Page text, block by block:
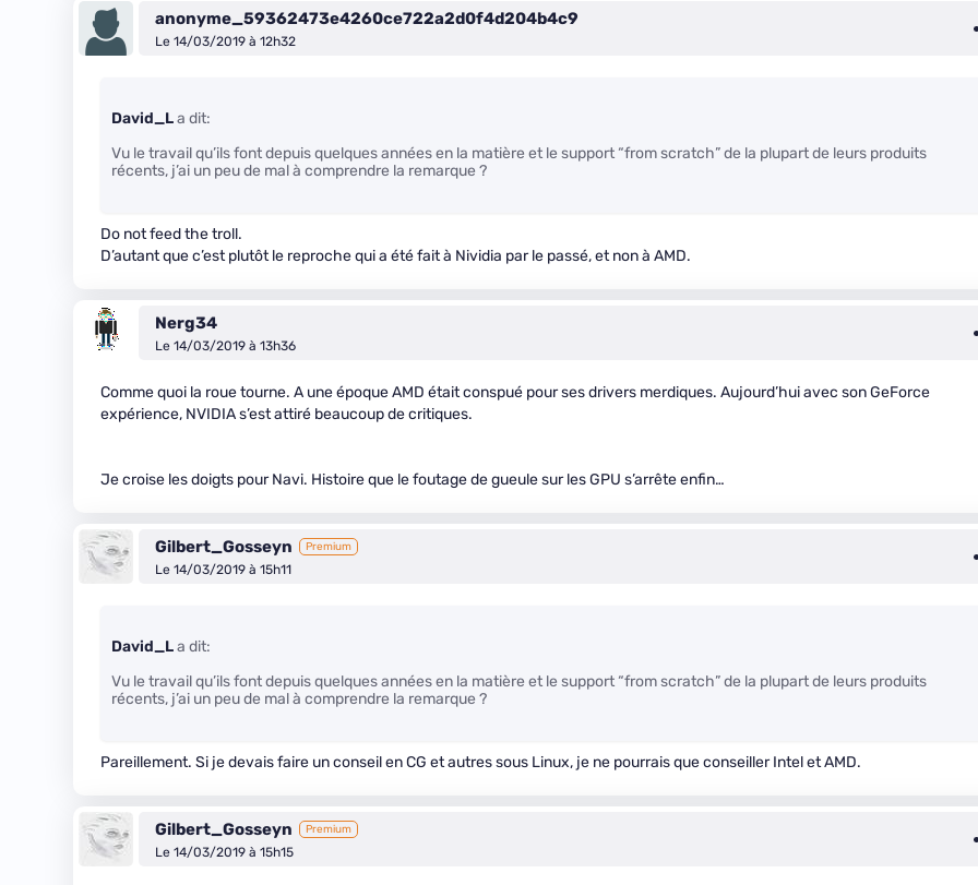
anonyme_59362473e4260ce722a2d0f4d204b4c9
Le 14/03/2019 à 12h32
David_La dit:
Vu le travail qu’ils font depuis quelques années en la matière et le support “from scratch” de la plupart de leurs produits
récents, j’ai un peu de mal à comprendre la remarque ?
Do not feed the troll.
D’autant que c’est plutôt le reproche qui a été fait à Nividia par le passé, et non à AMD.
Nerg34
Le 14/03/2019 à 13h36
Comme quoi la roue tourne. A une époque AMD était conspué pour ses drivers merdiques. Aujourd’hui avec son GeForce
expérience, NVIDIA s’est attiré beaucoup de critiques.
Je croise les doigts pour Navi. Histoire que le foutage de gueule sur les GPU s’arrête enfin…
Gilbert_Gosseyn Premium
Le 14/03/2019 à 15h11
David_La dit:
Vu le travail qu’ils font depuis quelques années en la matière et le support “from scratch” de la plupart de leurs produits
récents, j’ai un peu de mal à comprendre la remarque ?
Pareillement. Si je devais faire un conseil en CG et autres sous Linux, je ne pourrais que conseiller Intel et AMD.
Gilbert_Gosseyn Premium
Le 14/03/2019 à 15h15